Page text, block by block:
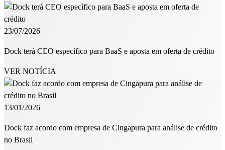
23/07/2026
Dock terá CEO específico para BaaS e aposta em oferta de crédito
VER NOTÍCIA
13/01/2026
Dock faz acordo com empresa de Cingapura para análise de crédito
no Brasil